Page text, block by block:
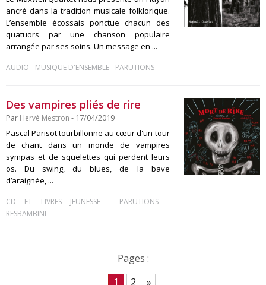
ancré dans la tradition musicale folklorique.
L’ensemble écossais ponctue chacun des
quatuors par une chanson populaire
arrangée par ses soins. Un message en ...
AUDIO - MUSIQUE D'ENSEMBLE- PARUTIONS
Des vampires pliés de rire
Par Hervé Mestron - 17/04/2019
Pascal Parisot tourbillonne au cœur d'un tour
de chant dans un monde de vampires
sympas et de squelettes qui perdent leurs
os. Du swing, du blues, de la bave
d’araignée, ...
CD ET LIVRES JEUNESSE- PARUTIONS -
RESBAMBINI
Pages :
1
2 »